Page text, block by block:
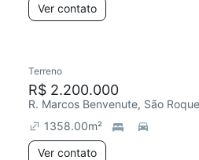
Ver contato
Terreno
R$ 2.200.000
R. Marcos Benvenute, São Roque
1358.00m²
Ver contato